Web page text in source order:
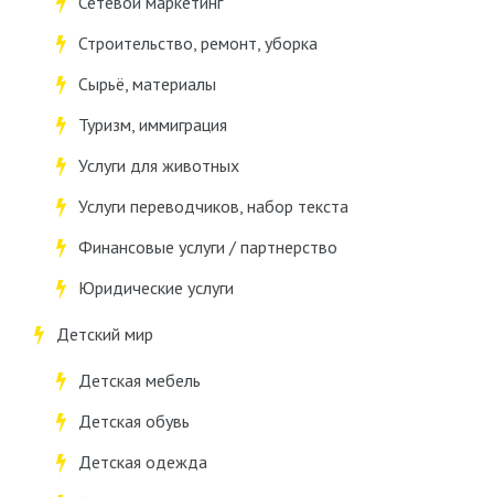
Строительство, ремонт, уборка
Сырьё, материалы
Туризм, иммиграция
Услуги для животных
Услуги переводчиков, набор текста
Финансовые услуги / партнерство
Юридические услуги
Детский мир
Детская мебель
Детская обувь
Детская одежда